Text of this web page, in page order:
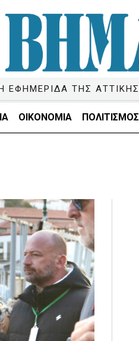
ΕΦΗΜΕΡΙΔΑ ΤΗΣ ΑΤΤΙΚΗΣ
ΟΙΚΟΝΟΜΙΑ ΠΟΛΙΤΙΣΜΟΣ